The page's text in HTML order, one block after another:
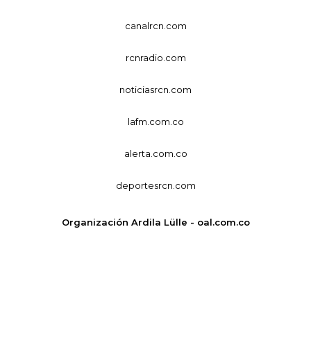
canalrcn.com
rcnradio.com
noticiasrcn.com
lafm.com.co
alerta.com.co
deportesrcn.com
Organización Ardila Lülle - oal.com.co